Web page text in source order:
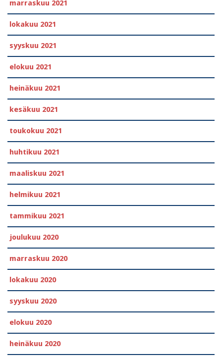
marraskuu 2021
lokakuu 2021
syyskuu 2021
elokuu 2021
heinäkuu 2021
kesäkuu 2021
toukokuu 2021
huhtikuu 2021
maaliskuu 2021
helmikuu 2021
tammikuu 2021
joulukuu 2020
marraskuu 2020
lokakuu 2020
syyskuu 2020
elokuu 2020
heinäkuu 2020